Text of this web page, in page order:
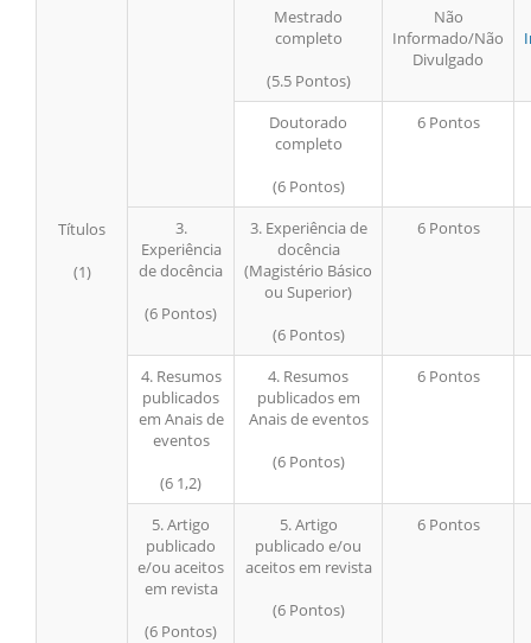
Títulos
(1)
Mestrado
completo
(5.5 Pontos)
Não
Informado/Não
Divulgado
Doutorado
completo
(6 Pontos)
6 Pontos
3.
Experiência
de docência
(6 Pontos)
3. Experiência de
docência
(Magistério Básico
ou Superior)
(6 Pontos)
6 Pontos
4. Resumos
publicados
em Anais de
eventos
(6 1,2)
4. Resumos
publicados em
Anais de eventos
(6 Pontos)
6 Pontos
5. Artigo
publicado
e/ou aceitos
em revista
(6 Pontos)
5. Artigo
publicado e/ou
aceitos em revista
(6 Pontos)
6 Pontos